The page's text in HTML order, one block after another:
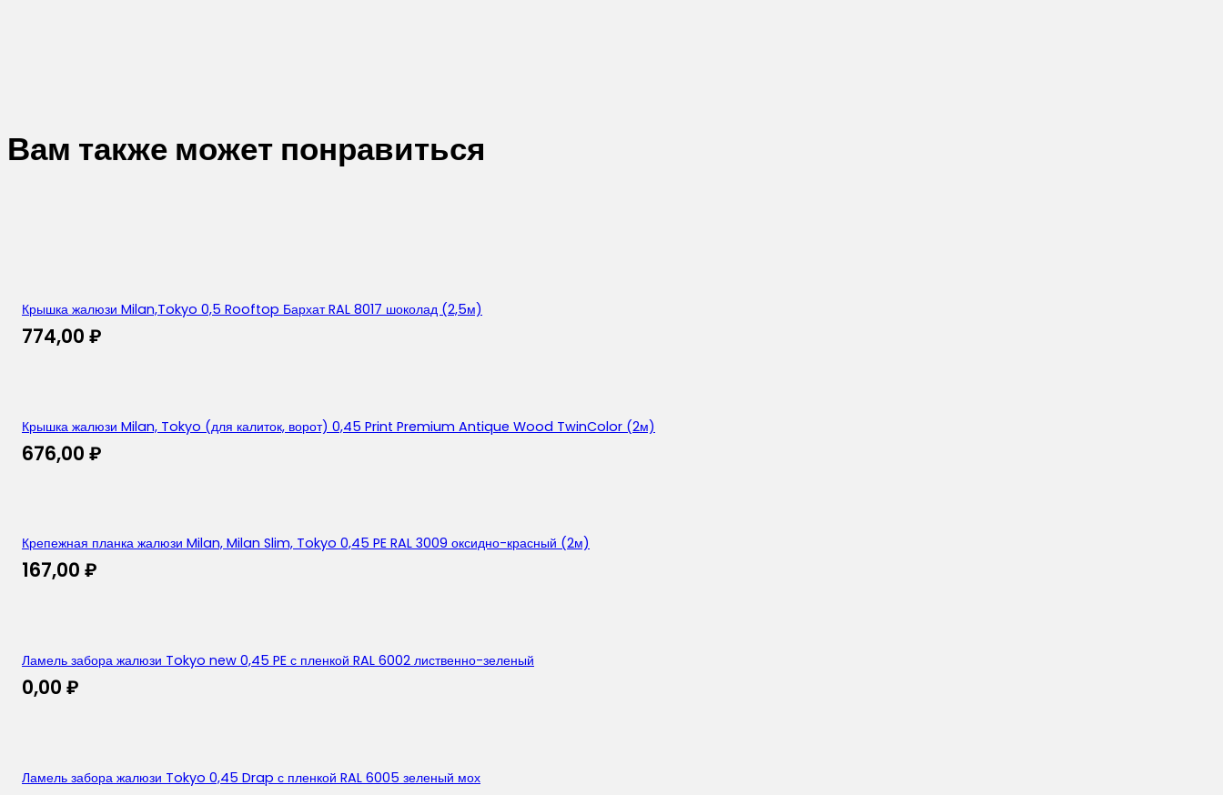
Вам также может понравиться
Крышка жалюзи Milan,Tokyo 0,5 Rooftop Бархат RAL 8017 шоколад (2,5м)
774,00 ₽
Крышка жалюзи Milan, Tokyo (для калиток, ворот) 0,45 Print Premium Antique Wood TwinColor (2м)
676,00 ₽
Крепежная планка жалюзи Milan, Milan Slim, Tokyo 0,45 PE RAL 3009 оксидно-красный (2м)
167,00 ₽
Ламель забора жалюзи Tokyo new 0,45 PE с пленкой RAL 6002 лиственно-зеленый
0,00 ₽
Ламель забора жалюзи Tokyo 0,45 Drap с пленкой RAL 6005 зеленый мох